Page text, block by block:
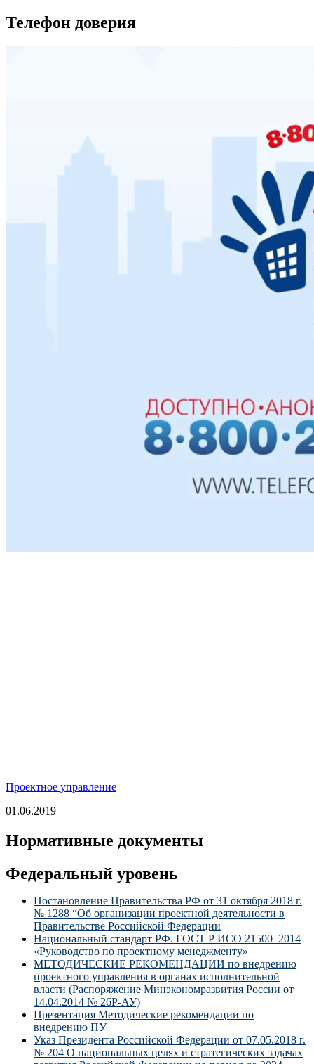
Телефон доверия
Проектное управление
01.06.2019
Нормативные документы
Федеральный уровень
Постановление Правительства РФ от 31 октября 2018 г.
№ 1288 “Об организации проектной деятельности в
Правительстве Российской Федерации
Национальный стандарт РФ. ГОСТ Р ИСО 21500–2014
«Руководство по проектному менеджменту»
МЕТОДИЧЕСКИЕ РЕКОМЕНДАЦИИ по внедрению
проектного управления в органах исполнительной
власти (Распоряжение Минэкономразвития России от
14.04.2014 № 26Р-АУ)
Презентация Методические рекомендации по
внедрению ПУ
Указ Президента Российской Федерации от 07.05.2018 г.
№ 204 О национальных целях и стратегических задачах